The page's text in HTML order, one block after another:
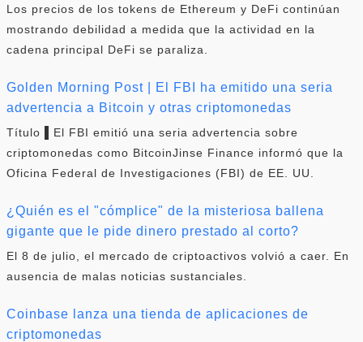
Los precios de los tokens de Ethereum y DeFi continúan
mostrando debilidad a medida que la actividad en la
cadena principal DeFi se paraliza.
Golden Morning Post | El FBI ha emitido una seria
advertencia a Bitcoin y otras criptomonedas
Título ▌El FBI emitió una seria advertencia sobre
criptomonedas como BitcoinJinse Finance informó que la
Oficina Federal de Investigaciones (FBI) de EE. UU.
¿Quién es el "cómplice" de la misteriosa ballena
gigante que le pide dinero prestado al corto?
El 8 de julio, el mercado de criptoactivos volvió a caer. En
ausencia de malas noticias sustanciales.
Coinbase lanza una tienda de aplicaciones de
criptomonedas